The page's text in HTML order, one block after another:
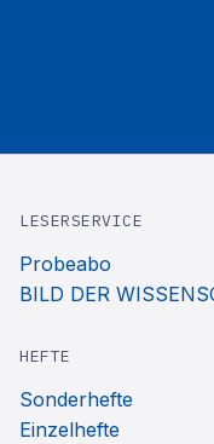
LESERSERVICE
Probeabo
BILD DER
HEFTE
Sonderhefte
Einzelhefte